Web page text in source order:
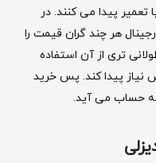
پیدا می کنند. در
هر چند گران قیمت را
تری از آن استفاده
نیاز پیدا کند. پس خرید
حساب می آید.